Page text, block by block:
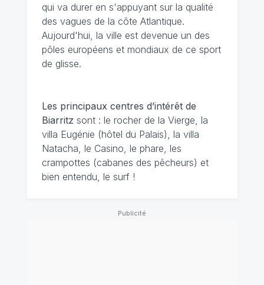
qui va durer en s'appuyant sur la qualité
des vagues de la côte Atlantique.
Aujourd'hui, la ville est devenue un des
pôles européens et mondiaux de ce sport
de glisse.
Les principaux centres d’intérêt de
Biarritz sont : le rocher de la Vierge, la
villa Eugénie (hôtel du Palais), la villa
Natacha, le Casino, le phare, les
crampottes (cabanes des pêcheurs) et
bien entendu, le surf !